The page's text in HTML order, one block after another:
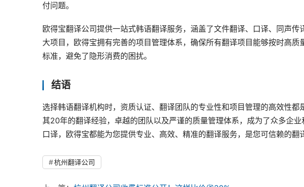
付问题。
欧得宝翻译公司提供一站式韩语翻译服务，涵盖了文件翻译、口译、同声
大项目，欧得宝拥有完善的项目管理体系，确保所有翻译项目能够按时高
标准，避免了隐形消费的困扰。
结语
选择韩语翻译机构时，资质认证、翻译团队的专业性和项目管理的高效性
其20年的翻译经验，卓越的团队以及严谨的质量管理体系，成为了众多企
口译，欧得宝都能为您提供专业、高效、精准的翻译服务，是您可信赖的翻
杭州翻译公司